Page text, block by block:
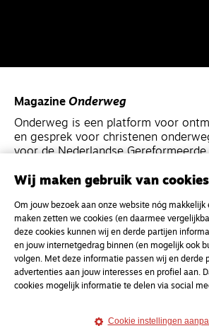
Magazine Onderweg
Onderweg is een platform voor
en gesprek voor christenen
voor de Nederlandse Gereformeerde
Magazine
Onderweg
Kvk-nummer 33277063
NL46 INGB 0117 5827 86
info@onderwegonline.nl
Wij maken gebruik van cookies
Om jouw bezoek aan onze website nóg makkelijk
maken zetten we cookies (en daarmee
deze cookies kunnen wij en derde partijen
en jouw internetgedrag binnen (en mogelijk ook
volgen. Met deze informatie passen wij en derde
advertenties aan jouw interesses en profiel aan.
cookies mogelijk informatie te delen via social
Cookie instellingen